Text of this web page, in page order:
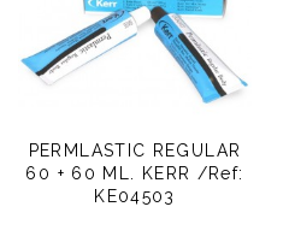
PERMLASTIC REGULAR
60 + 60 ML. KERR /Ref:
KE04503